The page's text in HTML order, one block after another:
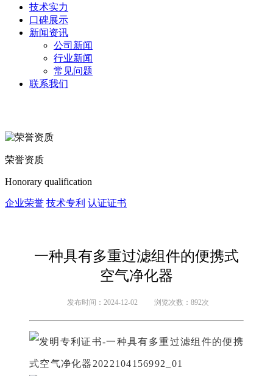
技术实力
口碑展示
新闻资讯
公司新闻
行业新闻
常见问题
联系我们
荣誉资质
Honorary qualification
企业荣誉 技术专利 认证证书
一种具有多重过滤组件的便携式
空气净化器
发布时间：2024-12-02 浏览次数：892次